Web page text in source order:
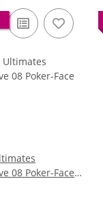
08 Poker-Face